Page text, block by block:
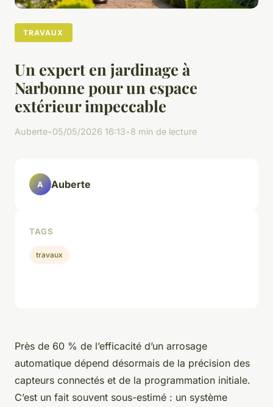
TRAVAUX
Un expert en jardinage à
Narbonne pour un espace
extérieur impeccable
Auberte•05/05/2026 16:13•8 min de lecture
Près de 60 % de l’efficacité d’un arrosage
automatique dépend désormais de la précision des
capteurs connectés et de la programmation initiale.
C’est un fait souvent sous-estimé : un système
A Auberte
TAGS
travaux